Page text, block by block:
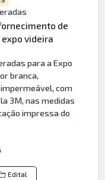
de
videira
para a Expo
branca,
com
3M, nas medidas
impressa do
Edital